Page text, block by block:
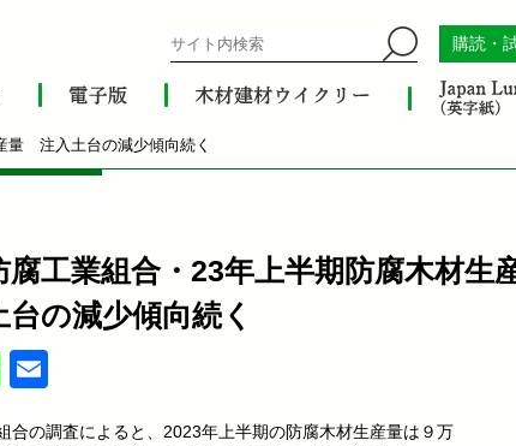
購読・
量 注入土台の減少傾向続く
腐工業組合・23年上半期防腐木材生
の減少傾向続く
Line
合の調査によると、2023年上半期の防腐木材生産量は９万